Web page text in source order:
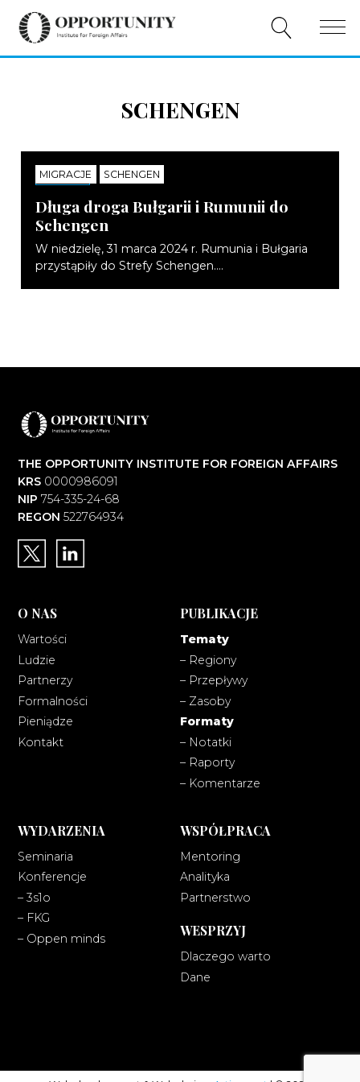
WYDARZENIA
WSPARCIE
EN
SCHENGEN
MIGRACJE SCHENGEN
NOTATKI
Długa droga Bułgarii i Rumunii do
Schengen
W niedzielę, 31 marca 2024 r. Rumunia i Bułgaria
przystąpiły do Strefy Schengen....
THE OPPORTUNITY INSTITUTE FOR FOREIGN AFFAIRS
KRS0000986091
NIP 754-335-24-68
REGON 522764934
O NAS
Wartości
Ludzie
Partnerzy
Formalności
Pieniądze
Kontakt
PUBLIKACJE
Tematy
– Regiony
– Przepływy
– Zasoby
Formaty
– Notatki
– Raporty
– Komentarze
WYDARZENIA
Seminaria
Konferencje
– 3s1o
– FKG
– Oppen minds
WSPÓŁPRACA
Mentoring
Analityka
Partnerstwo
WESPRZYJ
Dlaczego warto
Dane